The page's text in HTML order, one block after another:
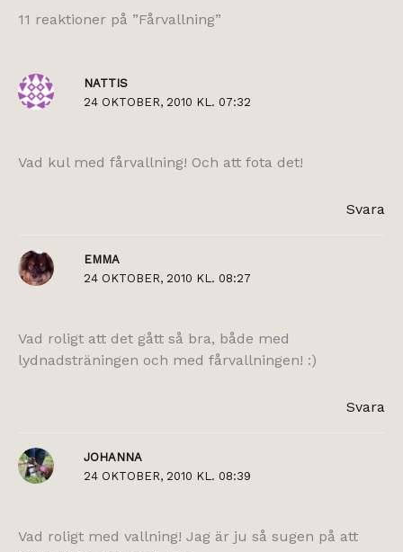
11 reaktioner på ”Fårvallning”
NATTIS
24 OKTOBER, 2010 KL. 07:32
Vad kul med fårvallning! Och att fota det!
Svara
EMMA
24 OKTOBER, 2010 KL. 08:27
Vad roligt att det gått så bra, både med
lydnadsträningen och med fårvallningen! :)
Svara
JOHANNA
24 OKTOBER, 2010 KL. 08:39
Vad roligt med vallning! Jag är ju så sugen på att